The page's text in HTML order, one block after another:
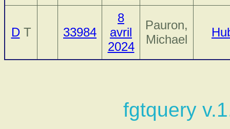
DT 33984
8
avril
2024
Pauron,
Michael
fgtquery